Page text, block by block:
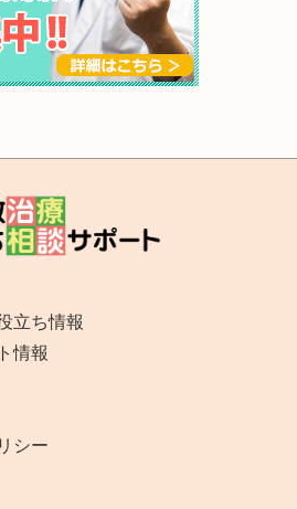
立ち情報
情報
シー